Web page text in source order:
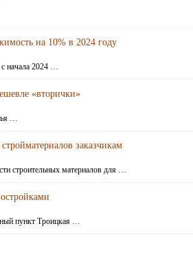
на 10% в 2024 году
начала 2024 …
«вторички»
…
заказчикам
строительных материалов для …
пункт Троицкая …